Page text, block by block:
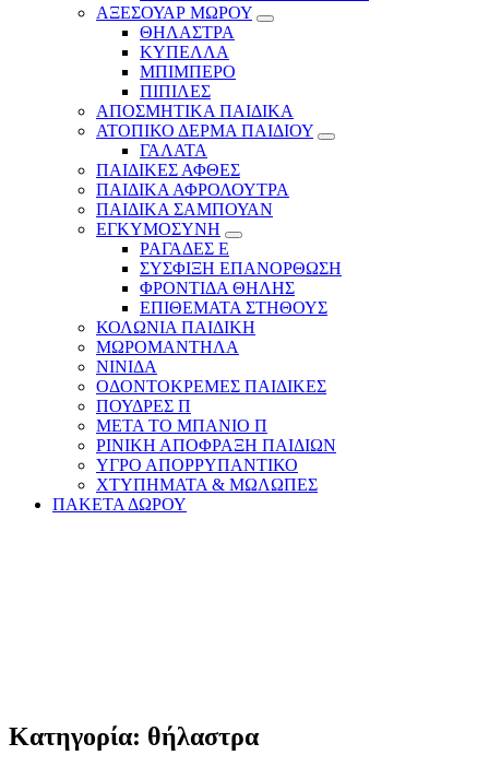
ΑΞΕΣΟΥΑΡ ΜΩΡΟΥ
ΘΗΛΑΣΤΡΑ
ΚΥΠΕΛΛΑ
ΜΠΙΜΠΕΡΟ
ΠΙΠΙΛΕΣ
ΑΠΟΣΜΗΤΙΚΑ ΠΑΙΔΙΚΑ
ΑΤΟΠΙΚΟ ΔΕΡΜΑ ΠΑΙΔΙΟΥ
ΓΑΛΑΤΑ
ΠΑΙΔΙΚΕΣ ΑΦΘΕΣ
ΠΑΙΔΙΚΑ ΑΦΡΟΛΟΥΤΡΑ
ΠΑΙΔΙΚΑ ΣΑΜΠΟΥΑΝ
ΕΓΚΥΜΟΣΥΝΗ
ΡΑΓΑΔΕΣ Ε
ΣΥΣΦΙΞΗ ΕΠΑΝΟΡΘΩΣΗ
ΦΡΟΝΤΙΔΑ ΘΗΛΗΣ
ΕΠΙΘΕΜΑΤΑ ΣΤΗΘΟΥΣ
ΚΟΛΩΝΙΑ ΠΑΙΔΙΚΗ
ΜΩΡΟΜΑΝΤΗΛΑ
ΝΙΝΙΔΑ
ΟΔΟΝΤΟΚΡΕΜΕΣ ΠΑΙΔΙΚΕΣ
ΠΟΥΔΡΕΣ Π
ΜΕΤΑ ΤΟ ΜΠΑΝΙΟ Π
ΡΙΝΙΚΗ ΑΠΟΦΡΑΞΗ ΠΑΙΔΙΩΝ
ΥΓΡΟ ΑΠΟΡΡΥΠΑΝΤΙΚΟ
ΧΤΥΠΗΜΑΤΑ & ΜΩΛΩΠΕΣ
ΠΑΚΕΤΑ ΔΩΡΟΥ
Κατηγορία: θήλαστρα